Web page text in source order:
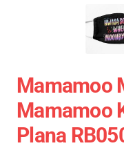
Mamamoo
Mamamoo
Plana